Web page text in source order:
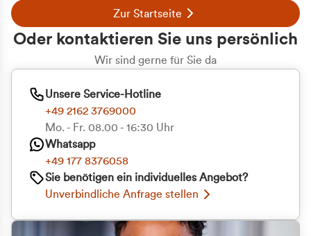
Zur Startseite
Oder kontaktieren Sie uns persönlich
Wir sind gerne für Sie da
Unsere Service-Hotline
+49 2162 3769000
Mo. - Fr. 08.00 - 16:30 Uhr
Whatsapp
+49 177 8376058
Sie benötigen ein individuelles Angebot?
Unverbindliche Anfrage stellen